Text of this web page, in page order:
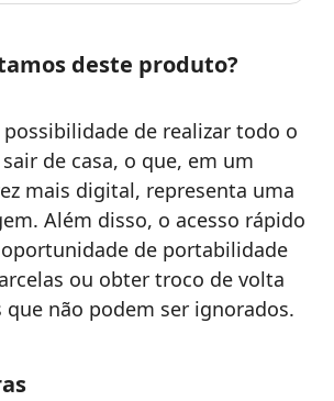
deste produto?
de realizar todo o
de casa, o que, em um
mais digital, representa uma
Além disso, o acesso rápido
de portabilidade
ou obter troco de volta
que não podem ser ignorados.